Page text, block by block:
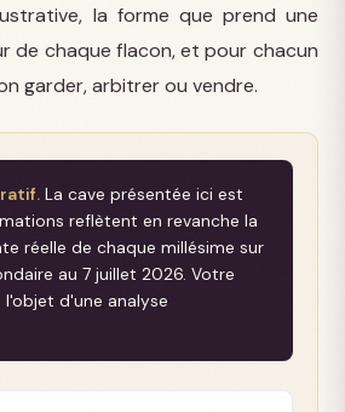
la forme que prend une
de chaque flacon, et pour chacun
garder, arbitrer ou vendre.
La cave présentée ici est
reflètent en revanche la
réelle de chaque millésime sur
au 7 juillet 2026. Votre
d'une analyse